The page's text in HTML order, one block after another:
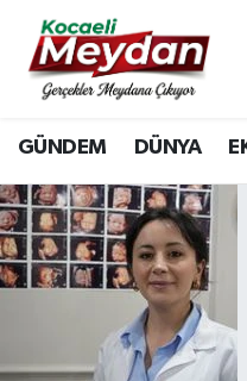
GÜNDEM DÜNYA
Nöbetçi Eczaneler
Hava Durumu
Trafik Durumu
Süper Lig Puan
Tüm Manşetler